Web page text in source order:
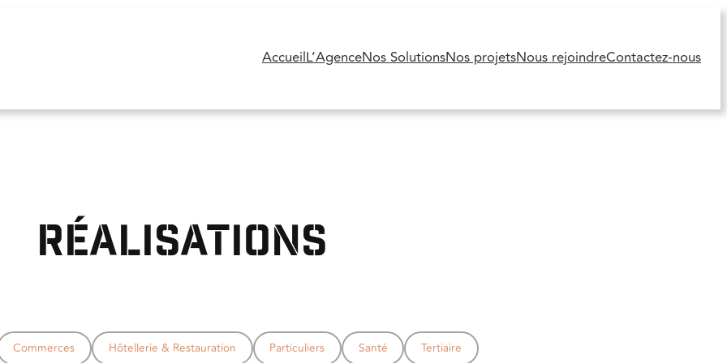
AccueilL’AgenceNos SolutionsNos projetsNous rejoindreContactez-nous
Réalisations
Commerces Hôtellerie & Restauration Particuliers Santé Tertiaire